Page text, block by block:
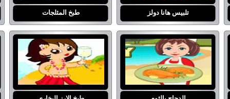
تلبيس هانا دولز طبخ المثلجات